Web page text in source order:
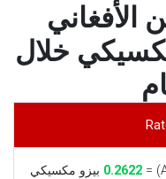
مكسيكي خلال
0.2622 بيزو مكسيكي